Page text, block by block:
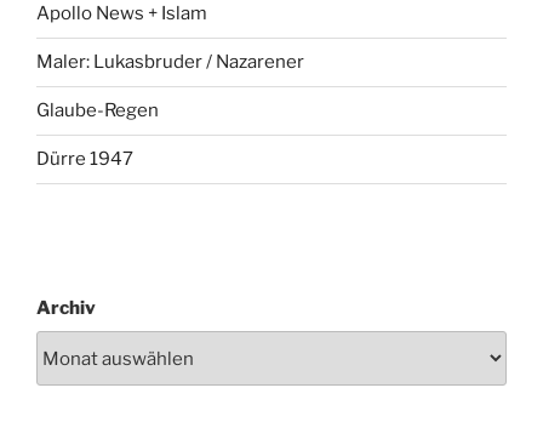
Apollo News + Islam
Maler: Lukasbruder / Nazarener
Glaube-Regen
Dürre 1947
Archiv